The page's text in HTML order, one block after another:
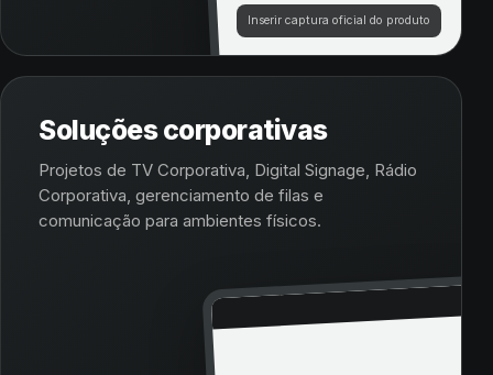
Inserir captura oficial do produto
Soluções corporativas
Projetos de TV Corporativa, Digital Signage, Rádio
Corporativa, gerenciamento de filas e
comunicação para ambientes físicos.